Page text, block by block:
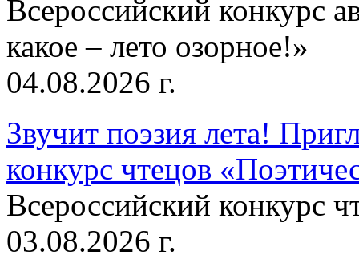
Всероссийский конкурс
какое – лето озорное!»
04.08.2026 г.
Звучит поэзия лета!
конкурс чтецов
Всероссийский конкурс
03.08.2026 г.